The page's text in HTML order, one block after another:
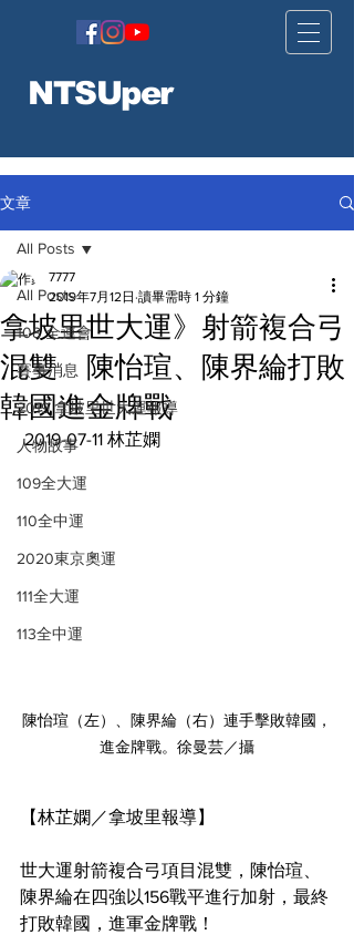
NTSUper
文章
All Posts
108 全運會
賽事消息
2019 拿坡里世大運報導
人物故事
109全大運
110全中運
2020東京奧運
111全大運
113全中運
All Posts
拿坡里世大運》射箭複合弓
混雙 陳怡瑄、陳界綸打敗
韓國進金牌戰
7777
2019年7月12日 讀畢需時 1 分鐘
2019-07-11 林芷嫻
陳怡瑄（左）、陳界綸（右）連手擊敗韓國，
進金牌戰。徐曼芸／攝
【林芷嫻／拿坡里報導】
世大運射箭複合弓項目混雙，陳怡瑄、
陳界綸在四強以156戰平進行加射，最終
打敗韓國，進軍金牌戰！